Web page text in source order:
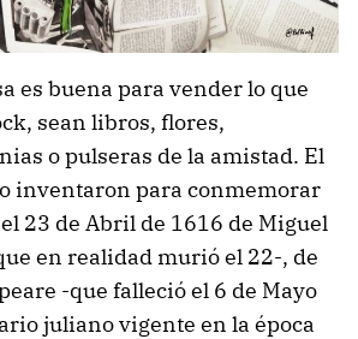
es buena para vender lo que
sean libros, flores,
o pulseras de la amistad. El
inventaron para conmemorar
23 de Abril de 1616 de Miguel
en realidad murió el 22-, de
-que falleció el 6 de Mayo
juliano vigente en la época